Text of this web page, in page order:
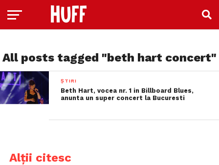
All posts tagged "beth hart concert"
ȘTIRI
Beth Hart, vocea nr. 1 in Billboard Blues,
anunta un super concert la Bucuresti
Alții citesc